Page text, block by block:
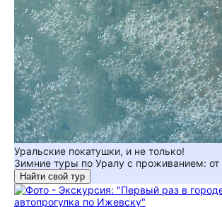
Уральские покатушки, и не только!
Зимние туры по Уралу с проживанием:
Найти свой тур